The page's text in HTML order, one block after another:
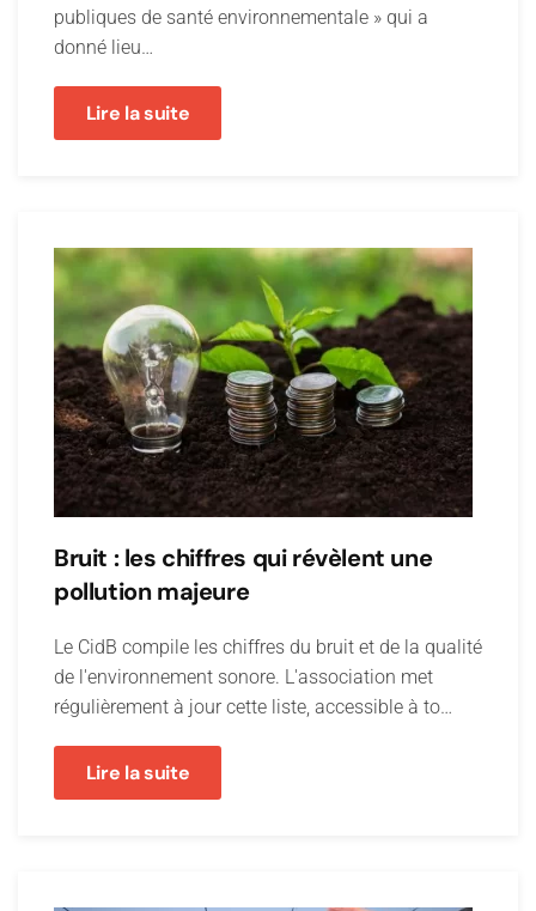
publiques de santé environnementale » qui a
donné lieu…
Lire la suite
Bruit : les chiffres qui révèlent une
pollution majeure
Le CidB compile les chiffres du bruit et de la qualité
de l'environnement sonore. L'association met
régulièrement à jour cette liste, accessible à to…
Lire la suite